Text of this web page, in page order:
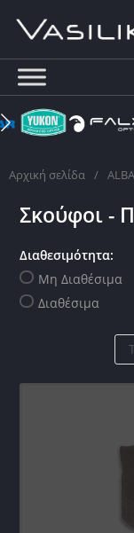
Αρχική σελίδα /
Σκούφοι -
Διαθεσιμότητα:
Μη Διαθέσιμα
Διαθέσιμα